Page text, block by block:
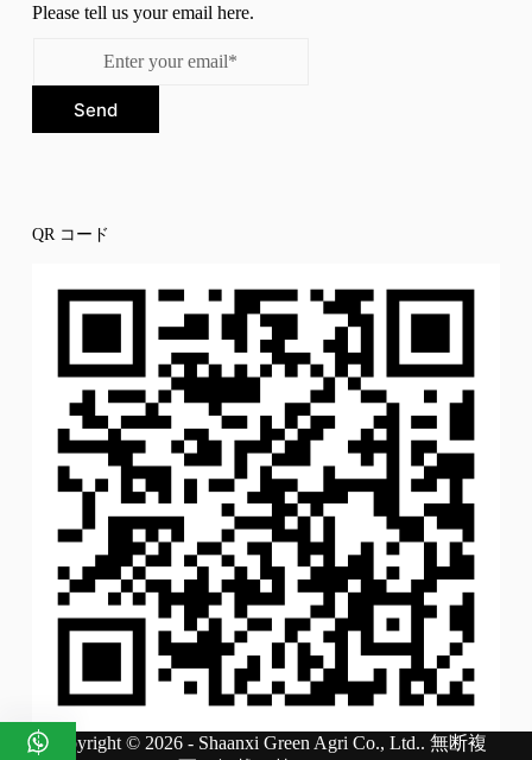
Please tell us your email here.
Send
QR コード
Copyright © 2026 - Shaanxi Green Agri Co., Ltd.. 無断複